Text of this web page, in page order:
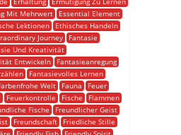
Mit Mehrwert
Essential Element
Lektionen
Ethisches Handeln
Journey
Fantasie
Und Kreativität
Entwickeln
Fantasieanregung
Fantasievolles Lernen
Welt Fauna
Feuer
Feuerkontrolle Fische
Flammen
Fische
Freundlicher Geist
Freundschaft
Friedliche Stille